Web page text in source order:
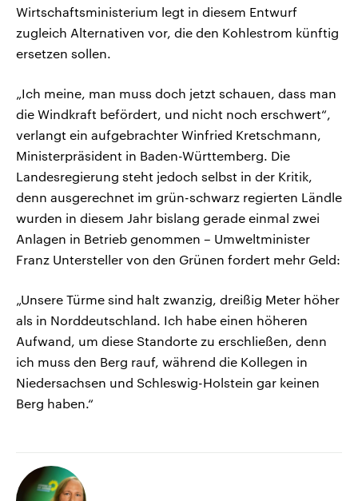
Wirtschaftsministerium legt in diesem Entwurf
zugleich Alternativen vor, die den Kohlestrom künftig
ersetzen sollen.
„Ich meine, man muss doch jetzt schauen, dass man
die Windkraft befördert, und nicht noch erschwert“,
verlangt ein aufgebrachter Winfried Kretschmann,
Ministerpräsident in Baden-Württemberg. Die
Landesregierung steht jedoch selbst in der Kritik,
denn ausgerechnet im grün-schwarz regierten Ländle
wurden in diesem Jahr bislang gerade einmal zwei
Anlagen in Betrieb genommen – Umweltminister
Franz Untersteller von den Grünen fordert mehr Geld:
„Unsere Türme sind halt zwanzig, dreißig Meter höher
als in Norddeutschland. Ich habe einen höheren
Aufwand, um diese Standorte zu erschließen, denn
ich muss den Berg rauf, während die Kollegen in
Niedersachsen und Schleswig-Holstein gar keinen
Berg haben.“